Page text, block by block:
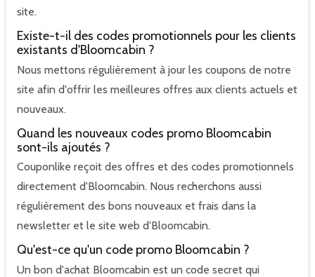
site.
Existe-t-il des codes promotionnels pour les clients
existants d'Bloomcabin ?
Nous mettons régulièrement à jour les coupons de notre
site afin d'offrir les meilleures offres aux clients actuels et
nouveaux.
Quand les nouveaux codes promo Bloomcabin
sont-ils ajoutés ?
Couponlike reçoit des offres et des codes promotionnels
directement d'Bloomcabin. Nous recherchons aussi
régulièrement des bons nouveaux et frais dans la
newsletter et le site web d'Bloomcabin.
Qu'est-ce qu'un code promo Bloomcabin ?
Un bon d'achat Bloomcabin est un code secret qui